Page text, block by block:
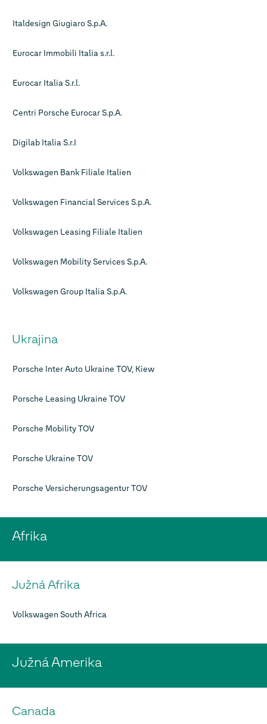
Italdesign Giugiaro S.p.A.
Eurocar Immobili Italia s.r.l.
Eurocar Italia S.r.l.
Centri Porsche Eurocar S.p.A.
Digilab Italia S.r.I
Volkswagen Bank Filiale Italien
Volkswagen Financial Services S.p.A.
Volkswagen Leasing Filiale Italien
Volkswagen Mobility Services S.p.A.
Volkswagen Group Italia S.p.A.
Ukrajina
Porsche Inter Auto Ukraine TOV, Kiew
Porsche Leasing Ukraine TOV
Porsche Mobility TOV
Porsche Ukraine TOV
Porsche Versicherungsagentur TOV
Afrika
Južná Afrika
Volkswagen South Africa
Južná Amerika
Canada